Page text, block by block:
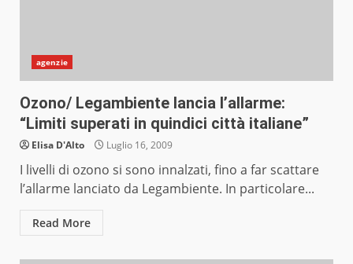
agenzie
Ozono/ Legambiente lancia l’allarme:
“Limiti superati in quindici città italiane”
Elisa D'Alto Luglio 16, 2009
I livelli di ozono si sono innalzati, fino a far scattare
l’allarme lanciato da Legambiente. In particolare...
Read More